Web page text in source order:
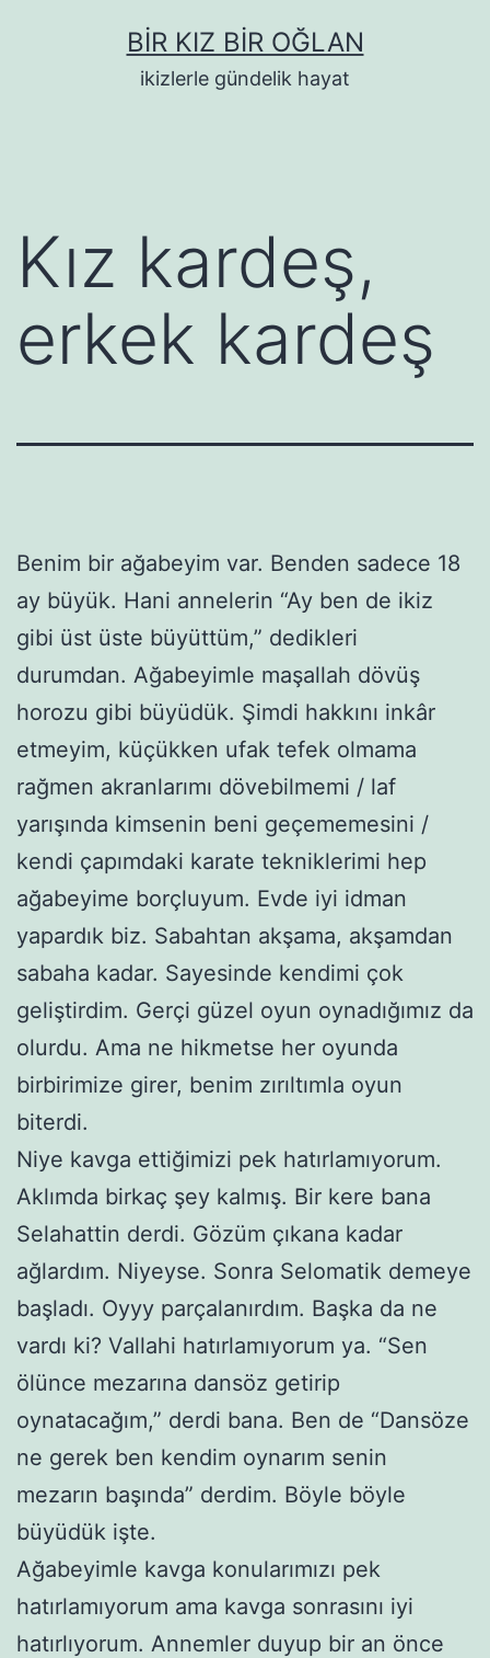
BIR KIZ BIR OĞLAN
ikizlerle gündelik hayat
Kız kardeş,
erkek kardeş
Benim bir ağabeyim var. Benden sadece 18
ay büyük. Hani annelerin “Ay ben de ikiz
gibi üst üste büyüttüm,” dedikleri
durumdan. Ağabeyimle maşallah dövüş
horozu gibi büyüdük. Şimdi hakkını inkâr
etmeyim, küçükken ufak tefek olmama
rağmen akranlarımı dövebilmemi / laf
yarışında kimsenin beni geçememesini /
kendi çapımdaki karate tekniklerimi hep
ağabeyime borçluyum. Evde iyi idman
yapardık biz. Sabahtan akşama, akşamdan
sabaha kadar. Sayesinde kendimi çok
geliştirdim. Gerçi güzel oyun oynadığımız da
olurdu. Ama ne hikmetse her oyunda
birbirimize girer, benim zırıltımla oyun
biterdi.
Niye kavga ettiğimizi pek hatırlamıyorum.
Aklımda birkaç şey kalmış. Bir kere bana
Selahattin derdi. Gözüm çıkana kadar
ağlardım. Niyeyse. Sonra Selomatik demeye
başladı. Oyyy parçalanırdım. Başka da ne
vardı ki? Vallahi hatırlamıyorum ya. “Sen
ölünce mezarına dansöz getirip
oynatacağım,” derdi bana. Ben de “Dansöze
ne gerek ben kendim oynarım senin
mezarın başında” derdim. Böyle böyle
büyüdük işte.
Ağabeyimle kavga konularımızı pek
hatırlamıyorum ama kavga sonrasını iyi
hatırlıyorum. Annemler duyup bir an önce